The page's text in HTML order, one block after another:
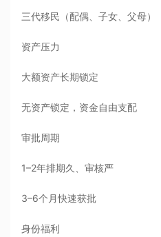
三代移民（配偶、子女、父母）
资产压力
大额资产长期锁定
无资产锁定，资金自由支配
审批周期
1–2年排期久、审核严
3–6个月快速获批
身份福利